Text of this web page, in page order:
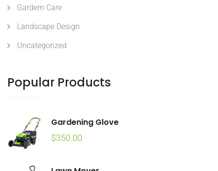
Gardern Care
Landscape Design
Uncategorized
Popular Products
Gardening Glove
$350.00